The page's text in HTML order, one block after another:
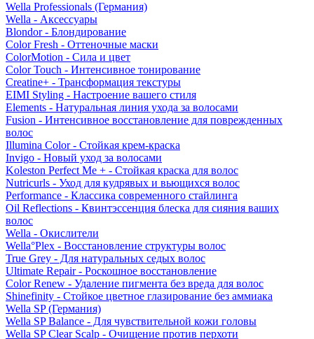
Wella Professionals (Германия)
Wella - Аксессуары
Blondor - Блондирование
Color Fresh - Оттеночные маски
ColorMotion - Сила и цвет
Color Touch - Интенсивное тонирование
Creatine+ - Трансформация текстуры
EIMI Styling - Настроение вашего стиля
Elements - Натуральная линия ухода за волосами
Fusion - Интенсивное восстановление для поврежденных
волос
Illumina Color - Стойкая крем-краска
Invigo - Новый уход за волосами
Koleston Perfect Me + - Стойкая краска для волос
Nutricurls - Уход для кудрявых и вьющихся волос
Performance - Классика современного стайлинга
Oil Reflections - Квинтэссенция блеска для сияния ваших
волос
Wella - Окислители
Wella°Plex - Восстановление структуры волос
True Grey - Для натуральных седых волос
Ultimate Repair - Роскошное восстановление
Color Renew - Удаление пигмента без вреда для волос
Shinefinity - Стойкое цветное глазирование без аммиака
Wella SP (Германия)
Wella SP Balance - Для чувствительной кожи головы
Wella SP Clear Scalp - Очищение против перхоти